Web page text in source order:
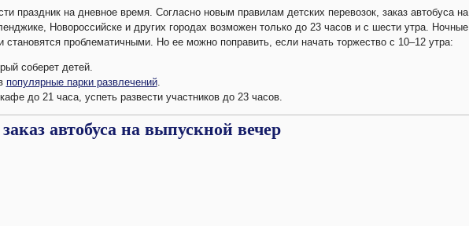
праздник на дневное время. Согласно новым правилам детских перевозок, заказ автобуса на
Новороссийске и других городах возможен только до 23 часов и с шести утра. Ночные
становятся проблематичными. Но ее можно поправить, если начать торжество с 10–12 утра:
соберет детей.
популярные парки развлечений.
до 21 часа, успеть развести участников до 23 часов.